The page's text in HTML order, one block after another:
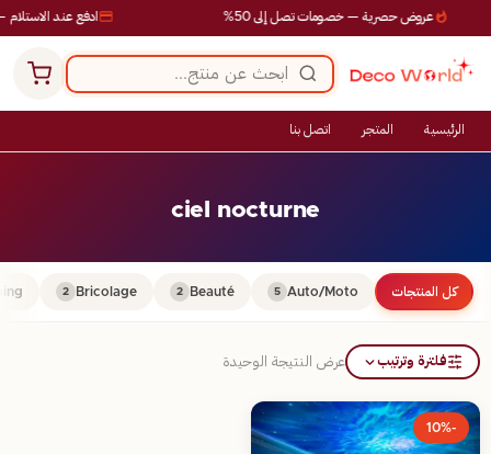
ادفع عند الاستلام عروض حصرية — خصومات تصل إلى 50%
الرئيسية المتجر اتصل بنا
ciel nocturne
كل المنتجات Auto/Moto
5
Beauté
2
Bricolage
2
فلترة وترتيب عرض النتيجة الوحيدة
-10%